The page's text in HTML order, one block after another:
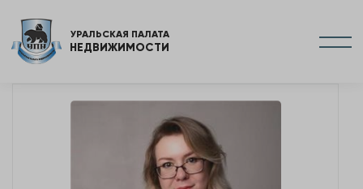
УРАЛЬСКАЯ ПАЛАТА
НЕДВИЖИМОСТИ